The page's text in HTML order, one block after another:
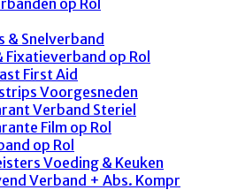
& Snelverband
Fixatieverband op Rol
First Aid
Voorgesneden
Verband Steriel
Film op Rol
op Rol
Voeding & Keuken
Verband + Abs. Kompr